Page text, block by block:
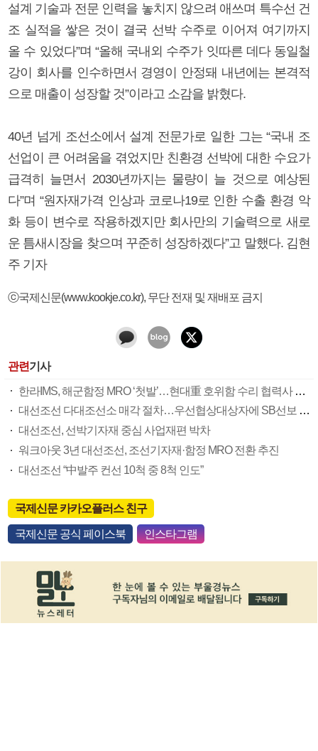
설계 기술과 전문 인력을 놓치지 않으려 애쓰며 특수선 건
조 실적을 쌓은 것이 결국 선박 수주로 이어져 여기까지
올 수 있었다”며 “올해 국내외 수주가 잇따른 데다 동일철
강이 회사를 인수하면서 경영이 안정돼 내년에는 본격적
으로 매출이 성장할 것”이라고 소감을 밝혔다.
40년 넘게 조선소에서 설계 전문가로 일한 그는 “국내 조
선업이 큰 어려움을 겪었지만 친환경 선박에 대한 수요가
급격히 늘면서 2030년까지는 물량이 늘 것으로 예상된
다”며 “원자재가격 인상과 코로나19로 인한 수출 환경 악
화 등이 변수로 작용하겠지만 회사만의 기술력으로 새로
운 틈새시장을 찾으며 꾸준히 성장하겠다”고 말했다. 김현
주 기자
ⓒ국제신문(www.kookje.co.kr), 무단 전재 및 재배포 금지
관련기사
한라IMS, 해군함정 MRO ‘첫발’…현대重 호위함 수리 협력사 참여
대선조선 다대조선소 매각 절차…우선협상대상자에 SB선보 선정
대선조선, 선박기자재 중심 사업재편 박차
워크아웃 3년 대선조선, 조선기자재·함정 MRO 전환 추진
대선조선 “中발주 컨선 10척 중 8척 인도”
국제신문 카카오플러스 친구
국제신문 공식 페이스북 인스타그램